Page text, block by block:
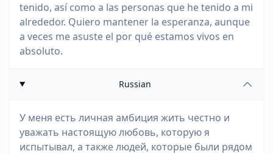
tenido, así como a las personas que he tenido a mi
alrededor. Quiero mantener la esperanza, aunque
a veces me asuste el por qué estamos vivos en
absoluto.
Russian
У меня есть личная амбиция жить честно и
уважать настоящую любовь, которую я
испытывал, а также людей, которые были рядом